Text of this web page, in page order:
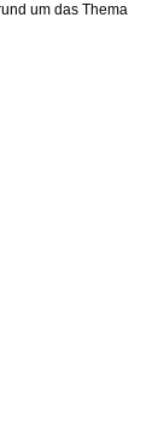
um das Thema